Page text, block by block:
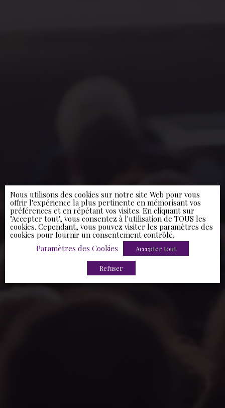
Nous utilisons des cookies sur notre site Web pour vous
offrir l'expérience la plus pertinente en mémorisant vos
préférences et en répétant vos visites. En cliquant sur
"Accepter tout", vous consentez à l'utilisation de TOUS les
cookies. Cependant, vous pouvez visiter les paramètres des
cookies pour fournir un consentement contrôlé.
Paramètres des Cookies
Accepter tout
Refuser